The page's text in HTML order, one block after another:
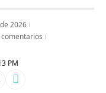
PM
2026
comentarios